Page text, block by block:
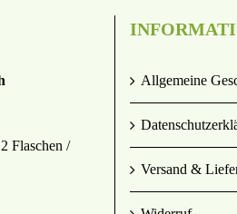
Flaschen /
Allgemeine
Versand &